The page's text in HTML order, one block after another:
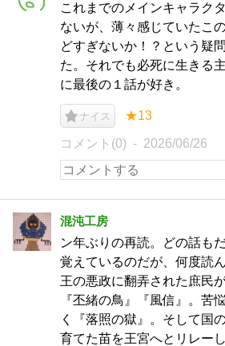
これまでのメインキャラク
ないが、薄々感じていたこ
どすぎないか！？という疑
た。それでも必死に生きる
に最後の１話が好き。
ナイス ★13
コメント(0) 2026/06/26
混沌工房
ン年ぶりの再読。どの話も
覚えているのだが、何度読
王の悪政に翻弄された庶民
『丕緒の鳥』『風信』。苦
く『落照の獄』。そして国
育てた苗を王宮へとリレー